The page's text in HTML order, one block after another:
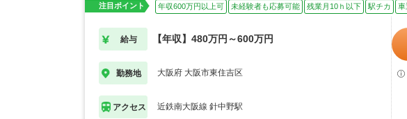
注目ポイント 年収600万円以上可 未経験者も応募可能 残業月10ｈ以下 駅チカ 車
給与 【年収】480万円～600万円
勤務地 大阪府 大阪市東住吉区
アクセス 近鉄南大阪線 針中野駅